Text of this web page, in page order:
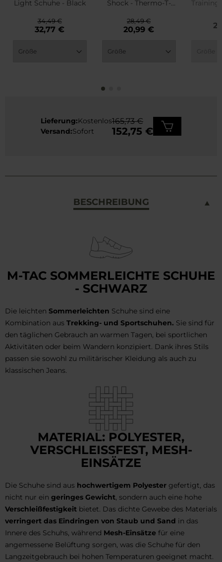
Light Schuhe - Black
32,77 €
34,49 €
Shock - Thermo-T-
20,99 €
28,49 €
Lieferung:Kostenlos
Versand:Sofort
165,73 €
152,75 €
BESCHREIBUNG
M-TAC SOMMERLEICHTE SCHUHE
- SCHWARZ
Die leichten Sommerleichten Schuhe sind eine
Kombination aus Trekking- und Sportschuhen. Sie sind für
den täglichen Gebrauch an warmen Tagen, bei sportlichen
Aktivitäten oder beim Wandern konzipiert. Dank ihres Stils
passen sie sowohl zu militärischer Kleidung als auch zu
klassischen Jeans.
MATERIAL: POLYESTER,
VERSCHLEISSFEST, MESH-E
INSÄTZE
Die Schuhe sind aus hochwertigem Polyester gefertigt, das
nicht nur ein geringes Gewicht, sondern auch eine hohe
Verschleißfestigkeit bietet. Das dichte Gewebe des Materials
verringert das Eindringen von Staub und Sand in das
Innere des Schuhs, während Mesh-Einsätze für eine
angemessene Belüftung sorgen, was die Schuhe für den
Langzeitgebrauch bei hohen Temperaturen geeignet macht.